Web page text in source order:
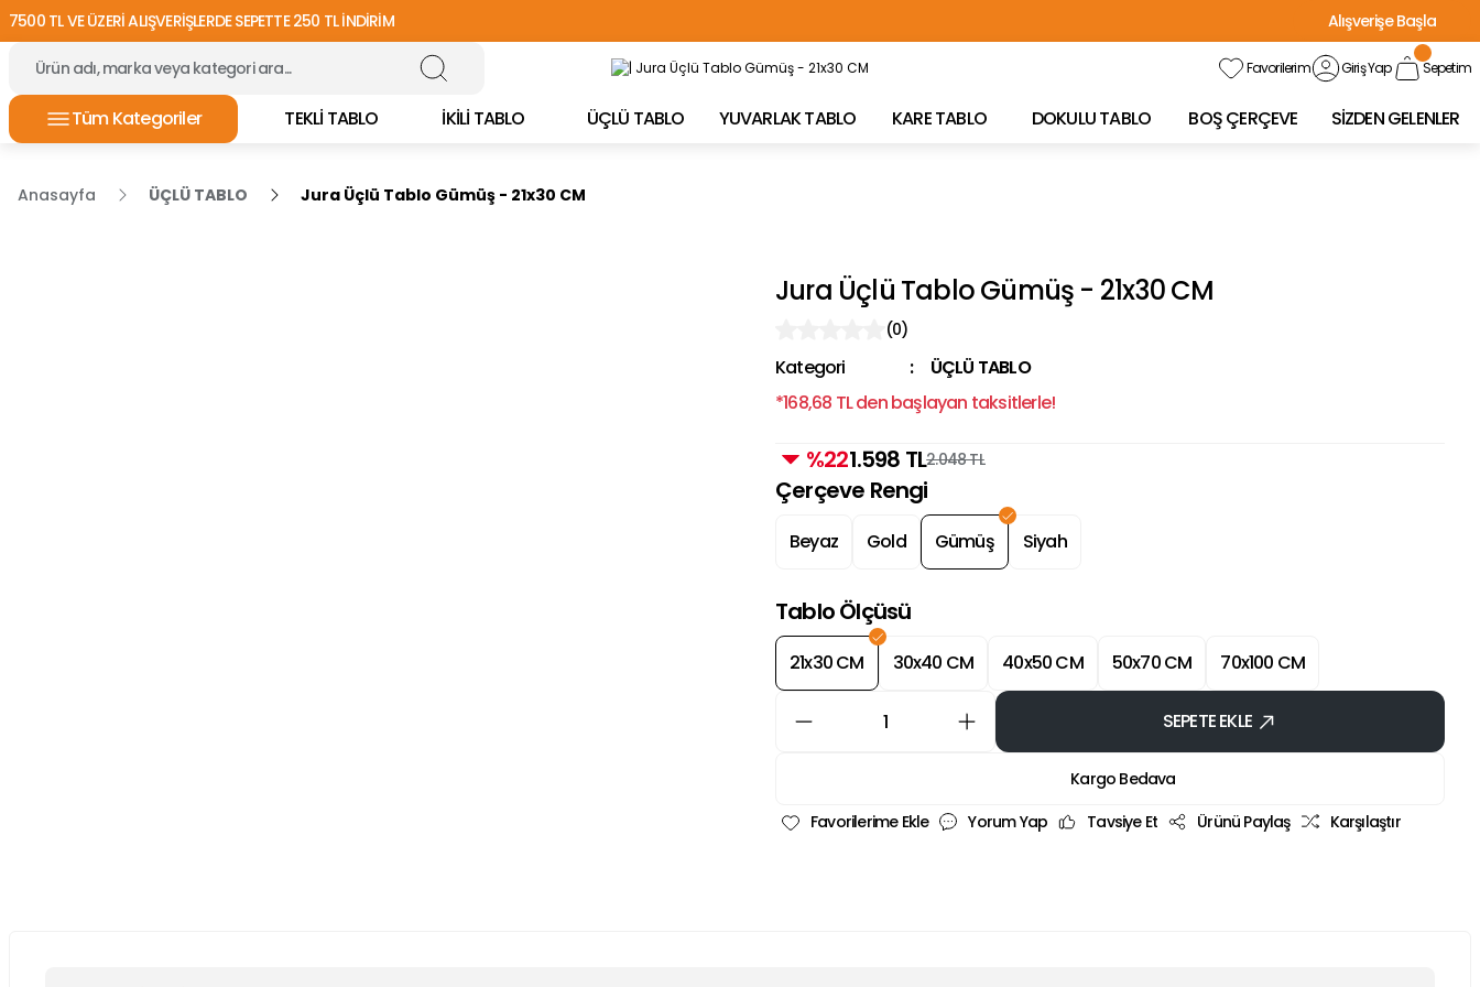
7500 TL VE ÜZERİ ALIŞVERİŞLERDE SEPETTE 250 TL İNDİRİM
Alışverişe Başla
TÜRKİYE'NİN HER YERİNE ÜCRETSİZ KARGO!
Favorilerim Giriş Yap Sepetim
Tüm Kategoriler TEKLİ TABLO İKİLİ TABLO ÜÇLÜ TABLO YUVARLAK TABLO KARE TABLO DOKULU TABLO BOŞ ÇERÇEVE SİZDEN GELENLER
Anasayfa ÜÇLÜ TABLO Jura Üçlü Tablo Gümüş - 21x30 CM
Jura Üçlü Tablo Gümüş - 21x30 CM
(0)
Kategori
ÜÇLÜ TABLO
*168,68 TL den başlayan taksitlerle!
%221.598 TL2.048 TL
Çerçeve Rengi
Beyaz Gold Gümüş Siyah
Tablo Ölçüsü
21x30 CM 30x40 CM 40x50 CM 50x70 CM 70x100 CM
SEPETE EKLE
Kargo Bedava
Yorum Yap
Tavsiye Et Ürünü Paylaş Karşılaştır